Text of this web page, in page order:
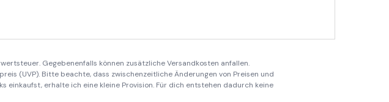
Gegebenenfalls können zusätzliche Versandkosten anfallen.
(UVP). Bitte beachte, dass zwischenzeitliche Änderungen von Preisen und
einkaufst, erhalte ich eine kleine Provision. Für dich entstehen dadurch keine